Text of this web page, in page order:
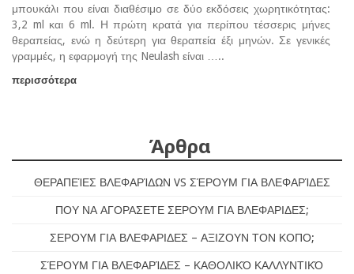
μπουκάλι που είναι διαθέσιμο σε δύο εκδόσεις χωρητικότητας:
3,2 ml και 6 ml. Η πρώτη κρατά για περίπου τέσσερις μήνες
θεραπείας, ενώ η δεύτερη για θεραπεία έξι μηνών. Σε γενικές
γραμμές, η εφαρμογή της Neulash είναι …..
περισσότερα
Άρθρα
ΘΕΡΑΠΕΊΕΣ ΒΛΕΦΑΡΊΔΩΝ VS ΣΈΡΟΥΜ ΓΙΑ ΒΛΕΦΑΡΊΔΕΣ
ΠΟΥ ΝΑ ΑΓΟΡΑΣΕΤΕ ΣΕΡΟΥΜ ΓΙΑ ΒΛΕΦΑΡΙΔΕΣ;
ΣΕΡΟΥΜ ΓΙΑ ΒΛΕΦΑΡΙΔΕΣ – ΑΞΙΖΟΥΝ ΤΟΝ ΚΟΠΟ;
ΣΈΡΟΥΜ ΓΙΑ ΒΛΕΦΑΡΊΔΕΣ – ΚΑΘΟΛΙΚΌ ΚΑΛΛΥΝΤΙΚΌ